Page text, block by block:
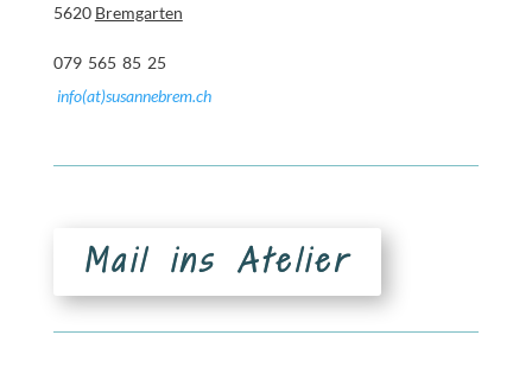
5620 Bremgarten
079 565 85 25
info(at)susannebrem.ch
Mail ins Atelier